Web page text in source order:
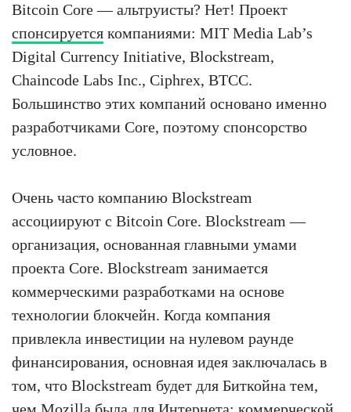
Bitcoin Core — альтруисты? Нет! Проект
спонсируется компаниями: MIT Media Lab’s
Digital Currency Initiative, Blockstream,
Chaincode Labs Inc., Ciphrex, BTCC.
Большинство этих компаний основано именно
разработчиками Core, поэтому спонсорство
условное.
Очень часто компанию Blockstream
ассоциируют с Bitcoin Core. Blockstream —
организация, основанная главными умами
проекта Core. Blockstream занимается
коммерческими разработками на основе
технологии блокчейн. Когда компания
привлекла инвестиции на нулевом раунде
финансирования, основная идея заключалась в
том, что Blockstream будет для Биткойна тем,